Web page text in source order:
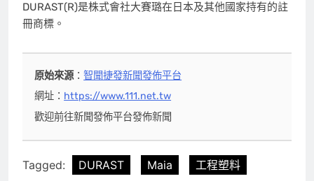
DURAST(R)是株式會社大賽璐在日本及其他國家持有的註
冊商標。
原始來源：智聞捷發新聞發佈平台
網址： https://www.111.net.tw
歡迎前往新聞發佈平台發佈新聞
Tagged: DURAST Maia
工程塑料